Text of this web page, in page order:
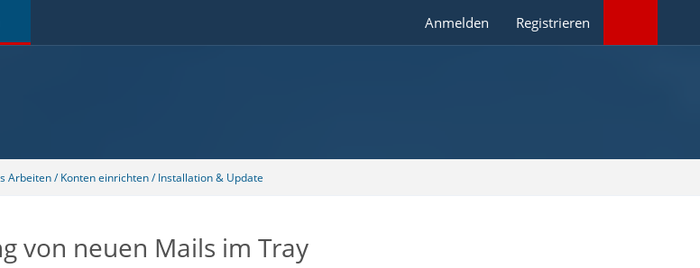
Anmelden Registrieren
Arbeiten / Konten einrichten / Installation & Update
von neuen Mails im Tray